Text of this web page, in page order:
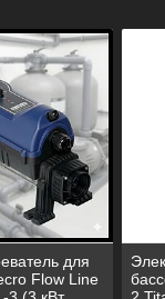
для
Flow Line